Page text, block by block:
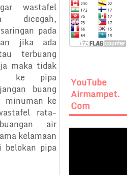
wastafel
dicegah,
pada
jika ada
terbuang
maka tidak
ke pipa
buang
minuman ke
rata-
air
kelamaan
belokan pipa
YouTube
Airmampet.
Com